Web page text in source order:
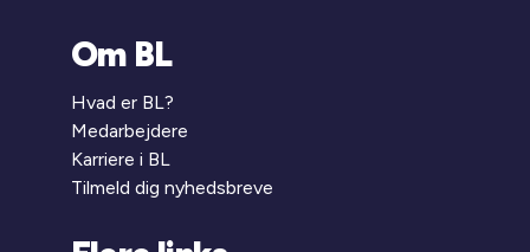
Om BL
Hvad er BL?
Medarbejdere
Karriere i BL
Tilmeld dig nyhedsbreve